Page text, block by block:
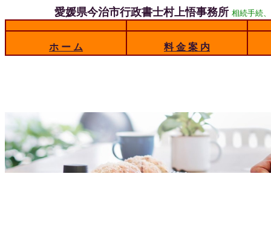
愛媛県今治市行政書士村上悟事務所 相続手続
ホ ー ム 料 金 案 内